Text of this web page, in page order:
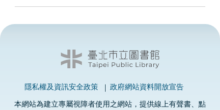
隱私權及資訊安全政策 政府網站資料開放宣告
本網站為建立專屬視障者使用之網站，提供線上有聲書、點